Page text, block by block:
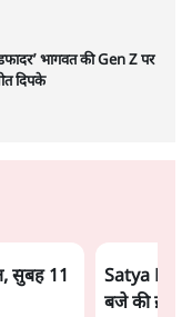
भागवत की Gen Z पर
दिपके
सुबह 11
Satya
बजे की ख़बरें